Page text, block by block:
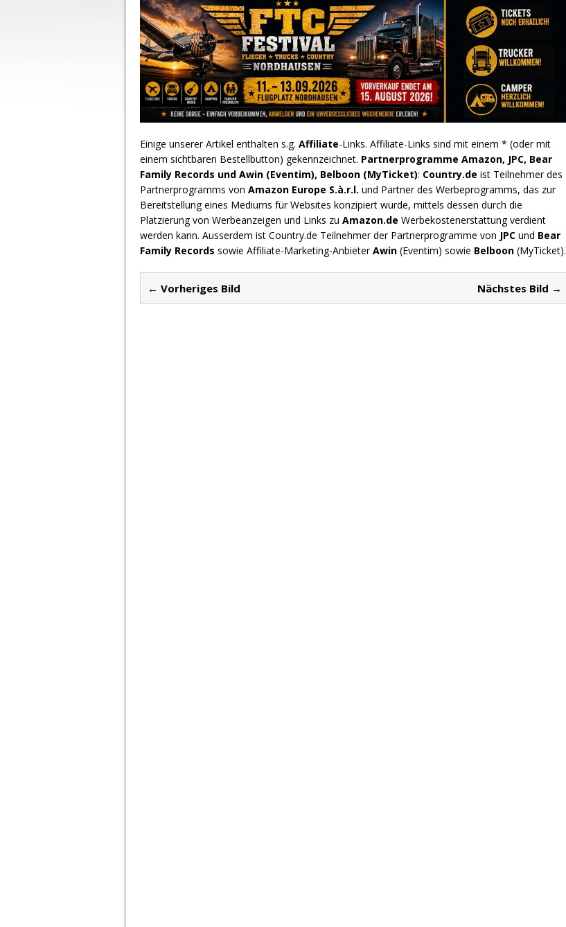
Einige unserer Artikel enthalten s.g. Affiliate-Links. Affiliate-Links sind mit einem * (oder mit
einem sichtbaren Bestellbutton) gekennzeichnet. Partnerprogramme Amazon, JPC, Bear
Family Records und Awin (Eventim), Belboon (MyTicket): Country.de ist Teilnehmer des
Partnerprogramms von Amazon Europe S.à.r.l. und Partner des Werbeprogramms, das zur
Bereitstellung eines Mediums für Websites konzipiert wurde, mittels dessen durch die
Platzierung von Werbeanzeigen und Links zu Amazon.de Werbekostenerstattung verdient
werden kann. Ausserdem ist Country.de Teilnehmer der Partnerprogramme von JPC und Bear
Family Records sowie Affiliate-Marketing-AnbieterAwin (Eventim) sowie Belboon (MyTicket).
← Vorheriges Bild Nächstes Bild →